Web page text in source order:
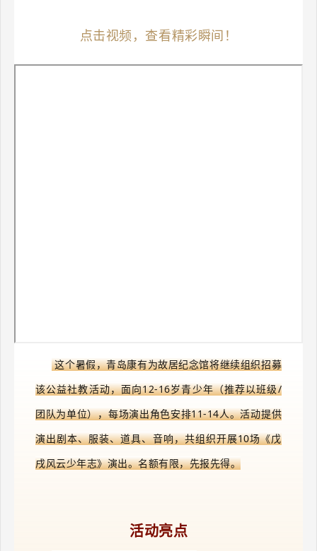
点击视频，查看精彩瞬间！
这个暑假，青岛康有为故居纪念馆将继续组织招募
该公益社教活动，面向12-16岁青少年（推荐以班级/
团队为单位），每场演出角色安排11-14人。活动提供
演出剧本、服装、道具、音响，共组织开展10场《戊
戌风云少年志》演出。名额有限，先报先得。
活动亮点